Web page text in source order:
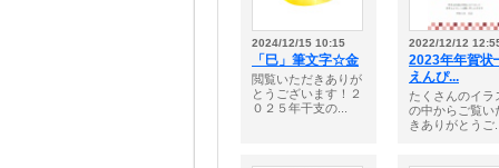
2024/12/15 10:15
「巳」筆文字☆金
閲覧いただきありが
とうございます！２
０２５年干支の...
2022/12/12
2023年年賀
えんぴ...
たくさんのイラ
の中からご覧い
きありがとうご